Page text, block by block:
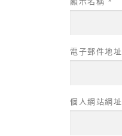
電子郵件地址
個人網站網址